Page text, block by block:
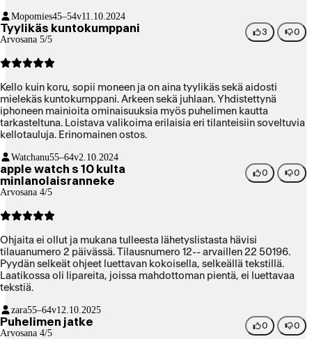
Mopomies45–54v11.10.2024
Tyylikäs kuntokumppani
Arvosana 5/5
3 0
Kello kuin koru, sopii moneen ja on aina tyylikäs sekä aidosti
mielekäs kuntokumppani. Arkeen sekä juhlaan. Yhdistettynä
iphoneen mainioita ominaisuuksia myös puhelimen kautta
tarkasteltuna. Loistava valikoima erilaisia eri tilanteisiin soveltuvia
kellotauluja. Erinomainen ostos.
Watchanu55–64v2.10.2024
apple watch s 10 kulta
minlanolaisranneke
Arvosana 4/5
0 0
Ohjaita ei ollut ja mukana tulleesta lähetyslistasta hävisi
tilauanumero 2 päivässä. Tilausnumero 12-- arvaillen 22 50196.
Pyydän selkeät ohjeet luettavan kokoisella, selkeällä tekstillä.
Laatikossa oli lipareita, joissa mahdottoman pientä, ei luettavaa
tekstiä.
zara55–64v12.10.2025
Puhelimen jatke
Arvosana 4/5
0 0